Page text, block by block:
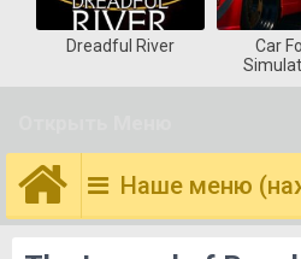
Dreadful River
Car
Наше меню